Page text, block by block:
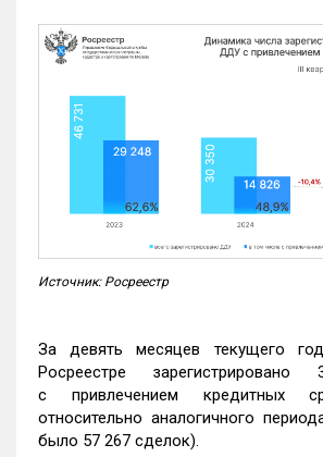
Источник: Росреестр
За девять месяцев текущего
Росреестре
с привлечением кредитных
относительно аналогичного
было 57 267 сделок).